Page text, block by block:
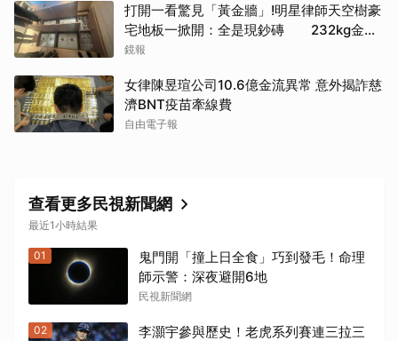
打開一看驚見「黃金牆」!明星律師天空樹豪
宅地板一掀開：全是現鈔磚 232kg金山
震撼影像曝
鏡報
女律陳昱瑄公司10.6億金流異常 意外揭詐慈
濟BNT疫苗牽線費
自由電子報
查看更多民視新聞網
最近1小時結果
01
鬼門開「撞上日全食」巧到發毛！命理
師示警：深夜避開6地
民視新聞網
02
李灝宇參與歷史！老虎系列賽連三拉三